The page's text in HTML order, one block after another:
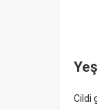
Cildi